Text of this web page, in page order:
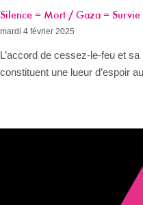
Silence = Mort / Gaza = Survie
mardi 4 février 2025
L’accord de cessez-le-feu et
constituent une lueur d’espoir